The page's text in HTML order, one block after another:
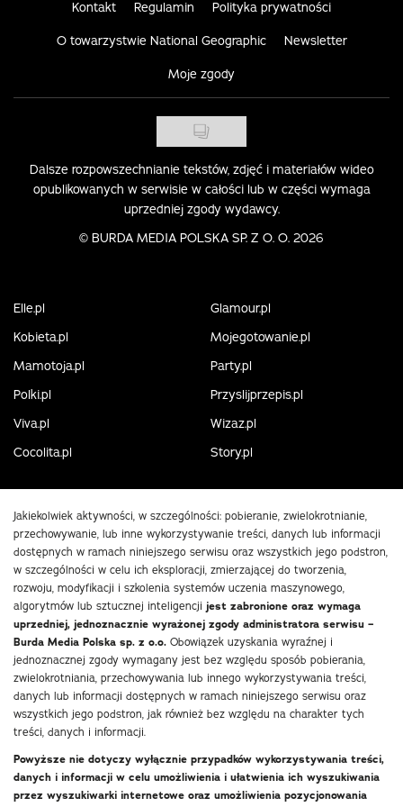
Kontakt Regulamin Polityka prywatności
O towarzystwie National Geographic Newsletter
Moje zgody
Dalsze rozpowszechnianie tekstów, zdjęć i materiałów wideo
opublikowanych w serwisie w całości lub w części wymaga
uprzedniej zgody wydawcy.
© BURDA MEDIA POLSKA SP. Z O. O. 2026
Elle.pl
Glamour.pl
Kobieta.pl
Mojegotowanie.pl
Mamotoja.pl
Party.pl
Polki.pl
Przyslijprzepis.pl
Viva.pl
Wizaz.pl
Cocolita.pl
Story.pl
Jakiekolwiek aktywności, w szczególności: pobieranie, zwielokrotnianie,
przechowywanie, lub inne wykorzystywanie treści, danych lub informacji
dostępnych w ramach niniejszego serwisu oraz wszystkich jego podstron,
w szczególności w celu ich eksploracji, zmierzającej do tworzenia,
rozwoju, modyfikacji i szkolenia systemów uczenia maszynowego,
algorytmów lub sztucznej inteligencji jest zabronione oraz wymaga
uprzedniej, jednoznacznie wyrażonej zgody administratora serwisu –
Burda Media Polska sp. z o.o. Obowiązek uzyskania wyraźnej i
jednoznacznej zgody wymagany jest bez względu sposób pobierania,
zwielokrotniania, przechowywania lub innego wykorzystywania treści,
danych lub informacji dostępnych w ramach niniejszego serwisu oraz
wszystkich jego podstron, jak również bez względu na charakter tych
treści, danych i informacji.
Powyższe nie dotyczy wyłącznie przypadków wykorzystywania treści,
danych i informacji w celu umożliwienia i ułatwienia ich wyszukiwania
przez wyszukiwarki internetowe oraz umożliwienia pozycjonowania